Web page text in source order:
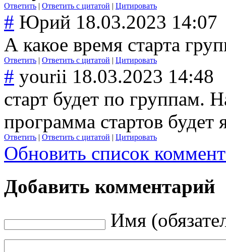
Ответить | Ответить с цитатой | Цитировать
# Юрий 18.03.2023 14:07
А какое время старта
Ответить | Ответить с цитатой | Цитировать
# yourii 18.03.2023 14:48
старт будет по группам.
программа стартов будет
Ответить | Ответить с цитатой | Цитировать
Обновить список
Добавить комментарий
Имя